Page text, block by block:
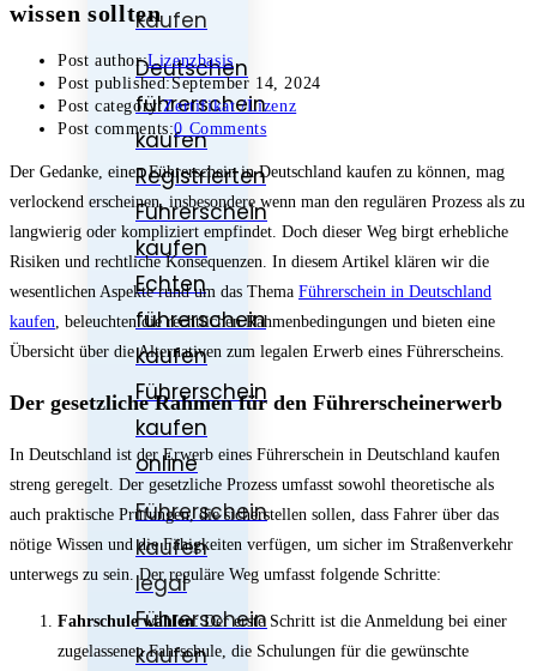
kaufen
Deutschen
führerschein
kaufen
Registrierten
Führerschein
kaufen
Echten
führerschein
kaufen
Führerschein
kaufen
online
Führerschein
kaufen
legal
Führerschein
kaufen
wissen sollten
Post author:Lizenzbasis
Post published:September 14, 2024
Post category:Zertifikat /Lizenz
Post comments:0 Comments
Der Gedanke, einen Führerschein in Deutschland kaufen zu können, mag
verlockend erscheinen, insbesondere wenn man den regulären Prozess als zu
langwierig oder kompliziert empfindet. Doch dieser Weg birgt erhebliche
Risiken und rechtliche Konsequenzen. In diesem Artikel klären wir die
wesentlichen Aspekte rund um das Thema Führerschein in Deutschland
kaufen, beleuchten die rechtlichen Rahmenbedingungen und bieten eine
Übersicht über die Alternativen zum legalen Erwerb eines Führerscheins.
Der gesetzliche Rahmen für den Führerscheinerwerb
In Deutschland ist der Erwerb eines Führerschein in Deutschland kaufen
streng geregelt. Der gesetzliche Prozess umfasst sowohl theoretische als
auch praktische Prüfungen, die sicherstellen sollen, dass Fahrer über das
nötige Wissen und die Fähigkeiten verfügen, um sicher im Straßenverkehr
unterwegs zu sein. Der reguläre Weg umfasst folgende Schritte:
Fahrschule wählen: Der erste Schritt ist die Anmeldung bei einer
zugelassenen Fahrschule, die Schulungen für die gewünschte